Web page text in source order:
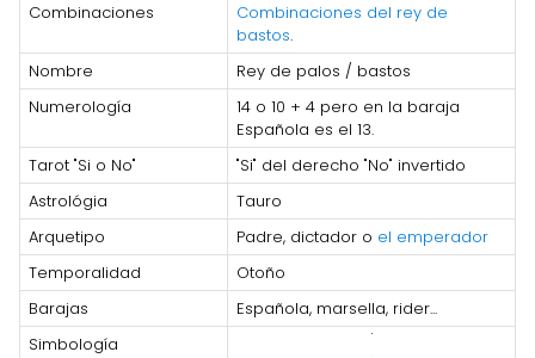
Combinaciones
Combinaciones del rey de
bastos.
Nombre
Rey de palos / bastos
Numerología
14 o 10 + 4 pero en la baraja
Española es el 13.
Tarot "Si o No"
"Si" del derecho "No" invertido
Astrológia
Tauro
Arquetipo
Padre, dictador o el emperador
Temporalidad
Otoño
Barajas
Española, marsella, rider...
Simbología